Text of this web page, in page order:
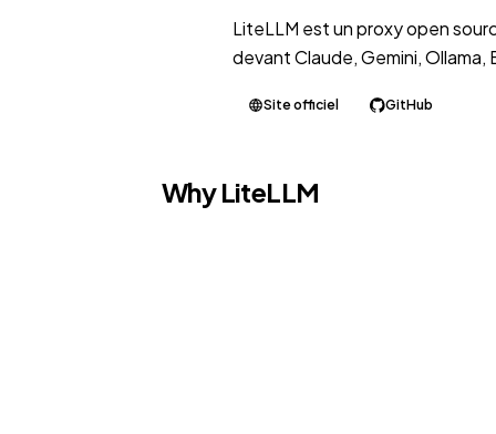
LiteLLM est un proxy open
devant Claude, Gemini,
Site officiel GitHub
Why LiteLLM